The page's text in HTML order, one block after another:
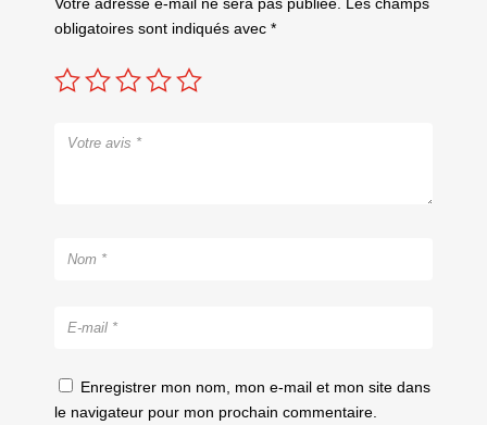
obligatoires sont indiqués avec *
Enregistrer mon nom, mon e-mail et mon site dans
le navigateur pour mon prochain commentaire.